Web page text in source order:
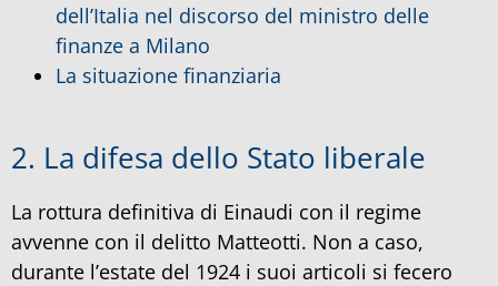
dell’Italia nel discorso del ministro delle
finanze a Milano
La situazione finanziaria
2. La difesa dello Stato liberale
La rottura definitiva di Einaudi con il regime
avvenne con il delitto Matteotti. Non a caso,
durante l’estate del 1924 i suoi articoli si fecero